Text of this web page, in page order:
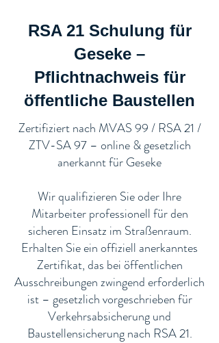
RSA 21 Schulung für
Geseke –
Pflichtnachweis für
öffentliche Baustellen​
​Zertifiziert nach MVAS 99 / RSA 21 /
ZTV-SA 97 – online & gesetzlich
anerkannt für Geseke
Wir qualifizieren Sie oder Ihre
Mitarbeiter professionell für den
sicheren Einsatz im Straßenraum.
Erhalten Sie ein offiziell anerkanntes
Zertifikat, das bei öffentlichen
Ausschreibungen zwingend erforderlich
ist – gesetzlich vorgeschrieben für
Verkehrsabsicherung und
Baustellensicherung nach RSA 21.